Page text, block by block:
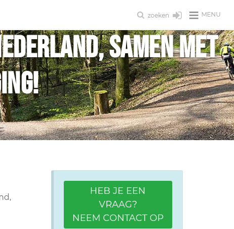
MENU
zoeken
samen met
HEB JE EEN
VRAAG?
NEEM CONTACT OP